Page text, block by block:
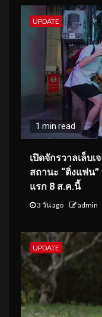
UPDATE
1 min read
เปิดจักรวาลเล็บเ
สถานะ “ติ่งแฟน
แรก 8 ส.ค.นี้
3 วัน ago admin
UPDATE